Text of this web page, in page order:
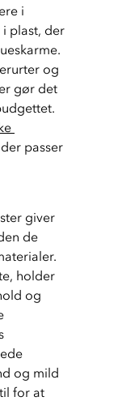
i
plast, der
og
gør det
passer
giver
de
holder
og
og mild
for at